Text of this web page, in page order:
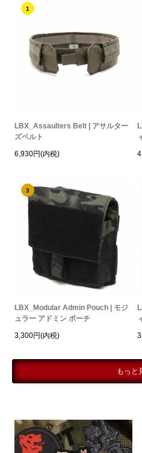
1
LBX_Assaulters Belt | アサルター
ズベルト
6,930円(内税)
3
LBX_Modular Admin Pouch | モジ
ュラー アドミン ポーチ
3,300円(内税)
もっと